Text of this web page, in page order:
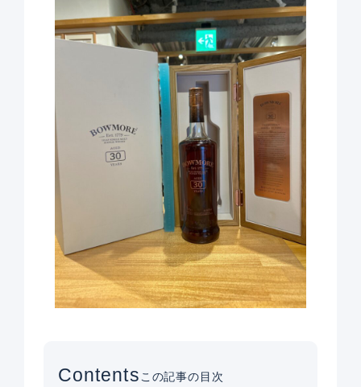
Contents この記事の目次